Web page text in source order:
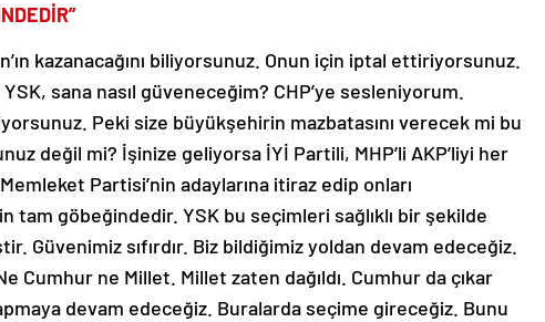
kazanacağını biliyorsunuz. Onun için iptal ettiriyorsunuz.
sana nasıl güveneceğim? CHP’ye sesleniyorum.
Peki size büyükşehirin mazbatasını verecek mi bu
değil mi? İşinize geliyorsa İYİ Partili, MHP’li AKP’liyi her
Partisi’nin adaylarına itiraz edip onları
tam göbeğindedir. YSK bu seçimleri sağlıklı bir şekilde
Güvenimiz sıfırdır. Biz bildiğimiz yoldan devam edeceğiz.
Cumhur ne Millet. Millet zaten dağıldı. Cumhur da çıkar
devam edeceğiz. Buralarda seçime gireceğiz. Bunu